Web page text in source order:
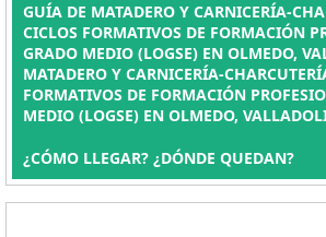
GUÍA DE MATADERO Y CARNICERÍA-
CICLOS FORMATIVOS DE FORMACIÓN
GRADO MEDIO (LOGSE) EN OLMEDO,
MATADERO Y CARNICERÍA-
FORMATIVOS DE FORMACIÓN
MEDIO (LOGSE) EN OLMEDO,
¿CÓMO LLEGAR? ¿DÓNDE QUEDAN?